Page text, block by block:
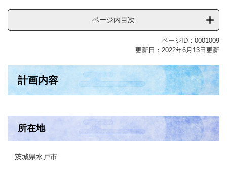
ページ内目次
ページID：0001009
更新日：2022年6月13日更新
計画内容
所在地
茨城県水戸市